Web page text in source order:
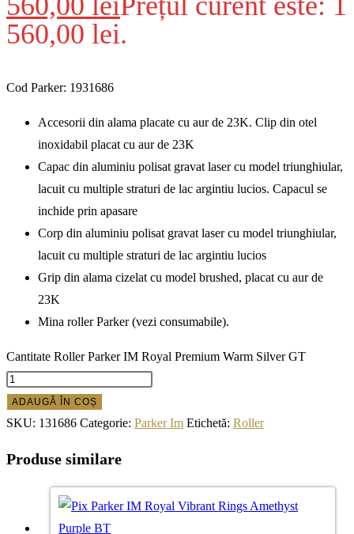
560,00 lei.
Cod Parker: 1931686
Accesorii din alama placate cu aur de 23K. Clip din otel
inoxidabil placat cu aur de 23K
Capac din aluminiu polisat gravat laser cu model triunghiular,
lacuit cu multiple straturi de lac argintiu lucios. Capacul se
inchide prin apasare
Corp din aluminiu polisat gravat laser cu model triunghiular,
lacuit cu multiple straturi de lac argintiu lucios
Grip din alama cizelat cu model brushed, placat cu aur de
23K
Mina roller Parker (vezi consumabile).
Cantitate Roller Parker IM Royal Premium Warm Silver GT
ADAUGĂ ÎN COȘ
SKU: 131686 Categorie: Parker Im Etichetă: Roller
Produse similare